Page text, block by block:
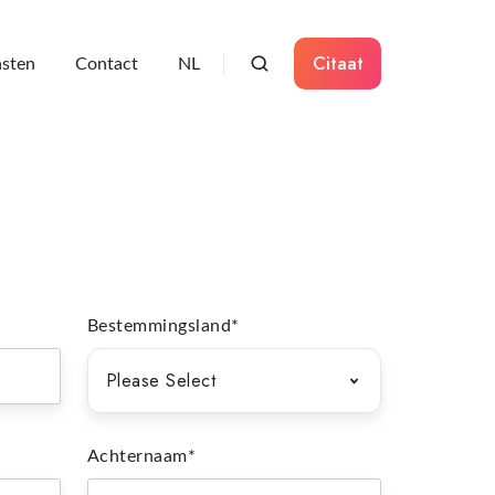
Contact NL Citaat
Bestemmingsland*
Achternaam*